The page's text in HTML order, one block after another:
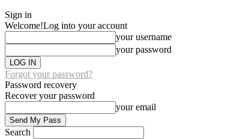
Sign in
Welcome!Log into your account
your username
your password
Forgot your password?
Password recovery
Recover your password
your email
Search